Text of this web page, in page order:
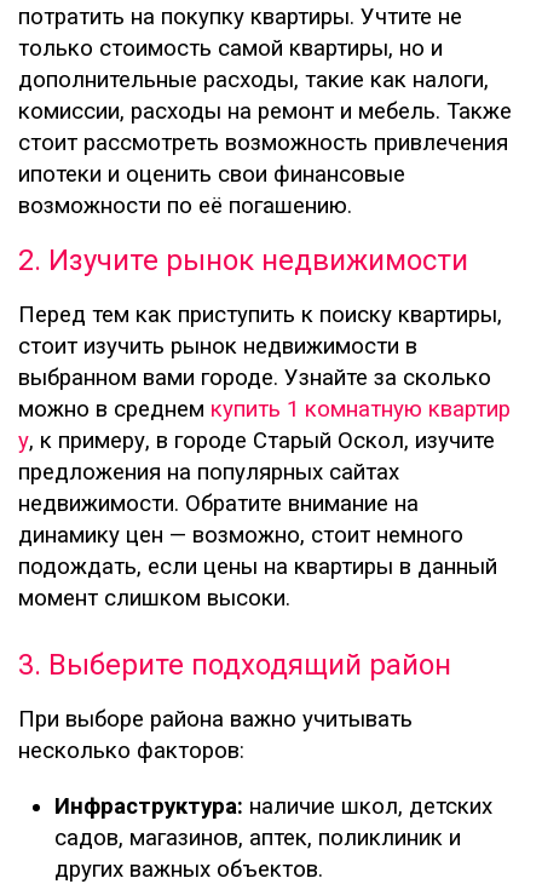
потратить на покупку квартиры. Учтите не
только стоимость самой квартиры, но и
дополнительные расходы, такие как налоги,
комиссии, расходы на ремонт и мебель. Также
стоит рассмотреть возможность привлечения
ипотеки и оценить свои финансовые
возможности по её погашению.
2. Изучите рынок недвижимости
Перед тем как приступить к поиску квартиры,
стоит изучить рынок недвижимости в
выбранном вами городе. Узнайте за сколько
можно в среднем купить 1 комнатную квартир
у, к примеру, в городе Старый Оскол, изучите
предложения на популярных сайтах
недвижимости. Обратите внимание на
динамику цен — возможно, стоит немного
подождать, если цены на квартиры в данный
момент слишком высоки.
3. Выберите подходящий район
При выборе района важно учитывать
несколько факторов:
Инфраструктура: наличие школ, детских
садов, магазинов, аптек, поликлиник и
других важных объектов.